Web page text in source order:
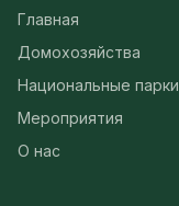
Главная
Домохозяйства
Национальные парки
Мероприятия
О нас